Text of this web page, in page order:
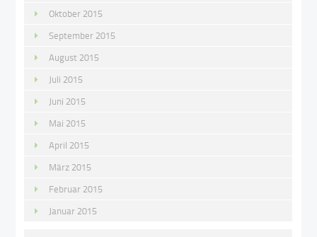
Oktober 2015
September 2015
August 2015
Juli 2015
Juni 2015
Mai 2015
April 2015
März 2015
Februar 2015
Januar 2015